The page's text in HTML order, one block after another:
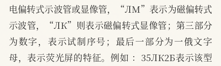
电偏转式示波管或显像管，“ЛМ”表示为磁偏转式
示波管，“ЛК”则表示磁偏转式显像管；第三部分
为数字，表示试制序号；最后一部分为一俄文字
母，表示荧光屏的特征。例如 ：35ЛК2Б表示该型